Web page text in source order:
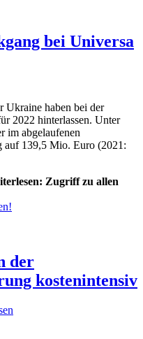
bei Universa
Ukraine haben bei der
2022 hinterlassen. Unter
im abgelaufenen
auf 139,5 Mio. Euro (2021:
Zugriff zu allen
der
kostenintensiv